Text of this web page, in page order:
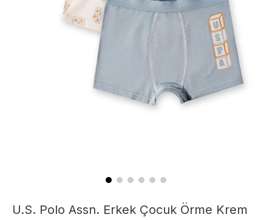
U.S. Polo Assn. Erkek Çocuk Örme Krem